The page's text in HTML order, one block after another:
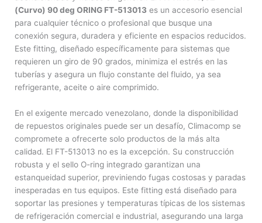
(Curvo) 90 deg ORING FT-513013 es un accesorio esencial
para cualquier técnico o profesional que busque una
conexión segura, duradera y eficiente en espacios reducidos.
Este fitting, diseñado específicamente para sistemas que
requieren un giro de 90 grados, minimiza el estrés en las
tuberías y asegura un flujo constante del fluido, ya sea
refrigerante, aceite o aire comprimido.
En el exigente mercado venezolano, donde la disponibilidad
de repuestos originales puede ser un desafío, Climacomp se
compromete a ofrecerte solo productos de la más alta
calidad. El FT-513013 no es la excepción. Su construcción
robusta y el sello O-ring integrado garantizan una
estanqueidad superior, previniendo fugas costosas y paradas
inesperadas en tus equipos. Este fitting está diseñado para
soportar las presiones y temperaturas típicas de los sistemas
de refrigeración comercial e industrial, asegurando una larga